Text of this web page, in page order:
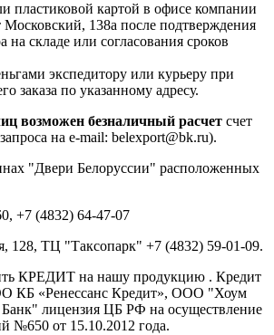
пластиковой картой в офисе компании
Московский, 138а после подтверждения
на складе или согласования сроков
экспедитору или курьеру при
заказа по указанному адресу.
возможен безналичный расчет счет
на e-mail: belexport@bk.ru).
"Двери Белоруссии" расположенных
+7 (4832) 64-47-07
128, ТЦ "Таксопарк" +7 (4832) 59-01-09.
КРЕДИТ на нашу продукцию . Кредит
КБ «Ренессанс Кредит», ООО "Хоум
лицензия ЦБ РФ на осуществление
№650 от 15.10.2012 года.